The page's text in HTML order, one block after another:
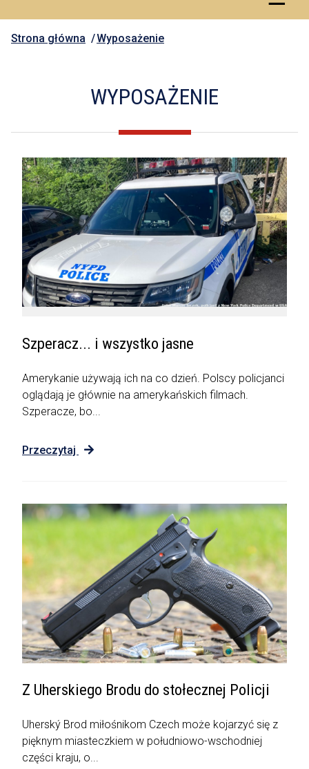
Strona główna Wyposażenie
WYPOSAŻENIE
Szperacz... i wszystko jasne
Amerykanie używają ich na co dzień. Polscy policjanci
oglądają je głównie na amerykańskich filmach.
Szperacze, bo...
Przeczytaj
Z Uherskiego Brodu do stołecznej Policji
Uherský Brod miłośnikom Czech może kojarzyć się z
pięknym miasteczkiem w południowo-wschodniej
części kraju, o...